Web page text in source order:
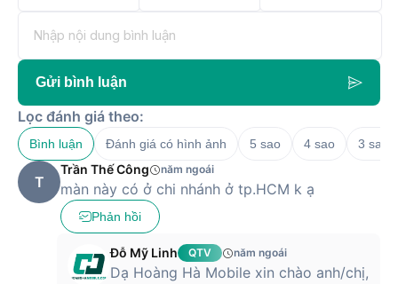
Gửi bình luận
Lọc đánh giá theo:
Bình luận Đánh giá có hình ảnh 5 sao 4 sao 3 sao
T
Trần Thế Công năm ngoái
màn này có ở chi nhánh ở tp.HCM k ạ
Phản hồi
Đỗ Mỹ Linh QTV năm ngoái
Dạ Hoàng Hà Mobile xin chào anh/chị,